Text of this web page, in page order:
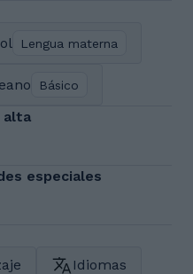
Lengua materna
Básico
alta
especiales
Idiomas